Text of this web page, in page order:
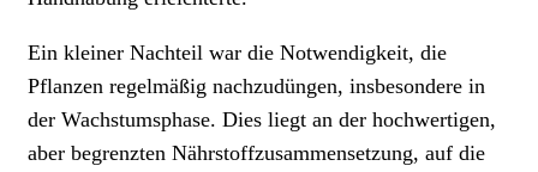
Ein kleiner Nachteil war die Notwendigkeit, die
Pflanzen regelmäßig nachzudüngen, insbesondere in
der Wachstumsphase. Dies liegt an der hochwertigen,
aber begrenzten Nährstoffzusammensetzung, auf die